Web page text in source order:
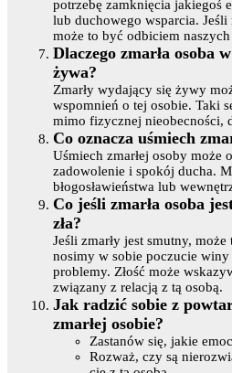
potrzebę zamknięcia jakiegoś
lub duchowego wsparcia.
może to być odbiciem
Dlaczego zmarła osoba
żywa?
Zmarły wydający się żywy
wspomnień o tej osobie. Taki
mimo fizycznej nieobecności,
Co oznacza uśmiech
Uśmiech zmarłej osoby może
zadowolenie i spokój ducha.
błogosławieństwa lub
Co jeśli zmarła osoba
zła?
Jeśli zmarły jest smutny,
nosimy w sobie poczucie
problemy. Złość może
związany z relacją z tą osobą.
Jak radzić sobie z
zmarłej osobie?
Zastanów się, jakie
Rozważ, czy są